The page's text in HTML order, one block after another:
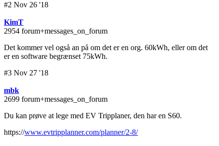
#2 Nov 26 '18
KimT
2954 forum+messages_on_forum
Det kommer vel også an på om det er en org. 60kWh, eller om det
er en software begrænset 75kWh.
#3 Nov 27 '18
mbk
2699 forum+messages_on_forum
Du kan prøve at lege med EV Tripplaner, den har en S60.
https://www.evtripplanner.com/planner/2-8/